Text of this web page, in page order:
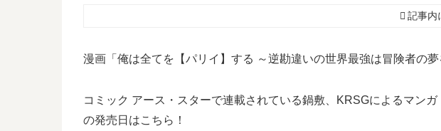
記事内
漫画「俺は全てを【パリイ】する ～逆勘違いの世界最強は冒険者の
コミック アース・スターで連載されている鍋敷、KRSGによるマン
の発売日はこちら！